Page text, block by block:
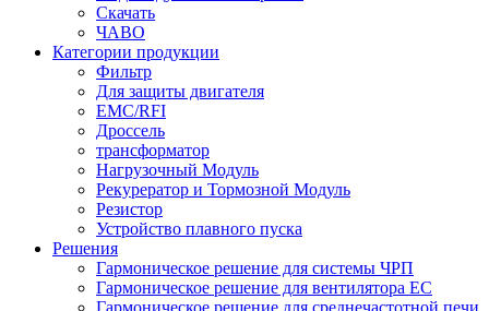
Скачать
ЧАВО
Категории продукции
Фильтр
Для защиты двигателя
EMC/RFI
Дроссель
трансформатор
Нагрузочный Модуль
Рекурератор и Тормозной Модуль
Резистор
Устройство плавного пуска
Решения
Гармоническое решение для системы ЧРП
Гармоническое решение для вентилятора EC